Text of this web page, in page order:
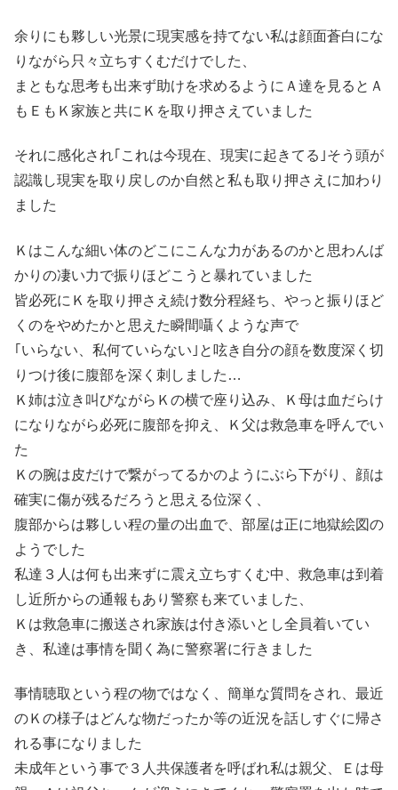
余りにも夥しい光景に現実感を持てない私は顔面蒼白にな
りながら只々立ちすくむだけでした、
まともな思考も出来ず助けを求めるようにＡ達を見るとＡ
もＥもＫ家族と共にＫを取り押さえていました
それに感化され｢これは今現在、現実に起きてる｣そう頭が
認識し現実を取り戻しのか自然と私も取り押さえに加わり
ました
Ｋはこんな細い体のどこにこんな力があるのかと思わんば
かりの凄い力で振りほどこうと暴れていました
皆必死にＫを取り押さえ続け数分程経ち、やっと振りほど
くのをやめたかと思えた瞬間囁くような声で
｢いらない、私何ていらない｣と呟き自分の顔を数度深く切
りつけ後に腹部を深く刺しました…
Ｋ姉は泣き叫びながらＫの横で座り込み、Ｋ母は血だらけ
になりながら必死に腹部を抑え、Ｋ父は救急車を呼んでい
た
Ｋの腕は皮だけで繋がってるかのようにぶら下がり、顔は
確実に傷が残るだろうと思える位深く、
腹部からは夥しい程の量の出血で、部屋は正に地獄絵図の
ようでした
私達３人は何も出来ずに震え立ちすくむ中、救急車は到着
し近所からの通報もあり警察も来ていました、
Ｋは救急車に搬送され家族は付き添いとし全員着いてい
き、私達は事情を聞く為に警察署に行きました
事情聴取という程の物ではなく、簡単な質問をされ、最近
のＫの様子はどんな物だったか等の近況を話しすぐに帰さ
れる事になりました
未成年という事で３人共保護者を呼ばれ私は親父、Ｅは母